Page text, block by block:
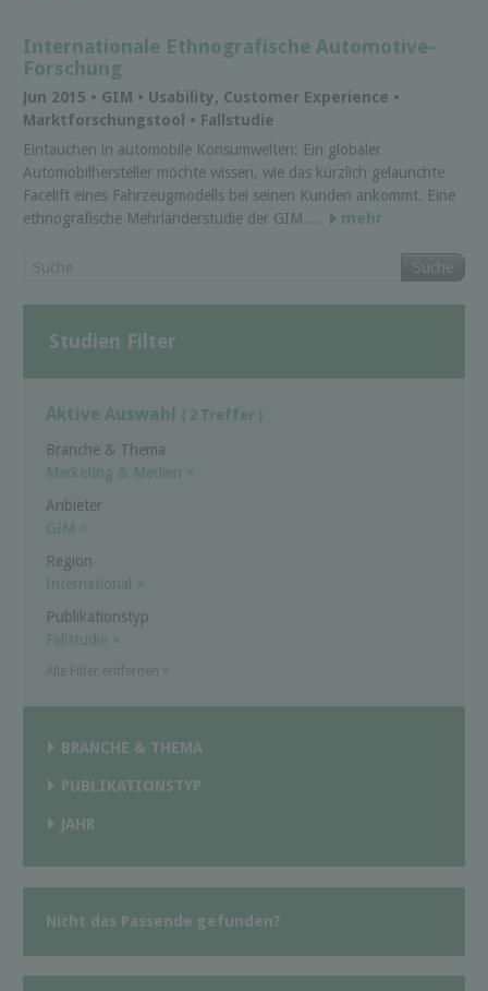
Internationale Ethnografische Automotive-
Forschung
Jun 2015 • GIM • Usability, Customer Experience •
Marktforschungstool • Fallstudie
Eintauchen in automobile Konsumwelten: Ein globaler
Automobilhersteller möchte wissen, wie das kürzlich gelaunchte
Facelift eines Fahrzeugmodells bei seinen Kunden ankommt. Eine
ethnografische Mehrländerstudie der GIM ...
mehr
Suche
Studien Filter
Aktive Auswahl ( 2 Treffer )
Branche & Thema
Marketing & Medien ×
Anbieter
GIM ×
Region
International
×
Publikationstyp
Fallstudie ×
BRANCHE & THEMA
PUBLIKATIONSTYP
JAHR
Nicht das Passende gefunden?